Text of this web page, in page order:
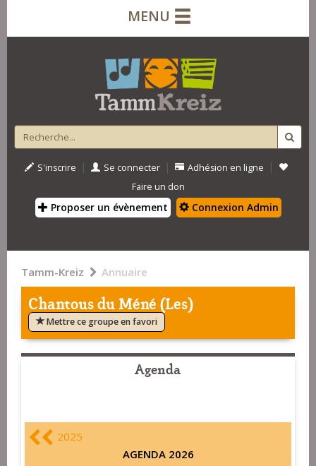
MENU
S'inscrire | Se connecter | Adhésion en ligne |
Faire un don
Proposer un évènement Connexion Admin
Tamm-Kreiz Annuaire
Chantous du Méné (Les)
Mettre ce groupe en favori
Agenda
2025
AGENDA 2026